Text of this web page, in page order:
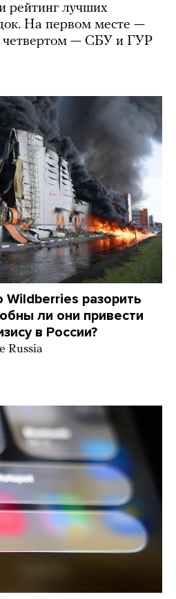
рейтинг лучших
На первом месте —
четвертом — СБУ и ГУР
разорить
ли они привести
в России?
Russia